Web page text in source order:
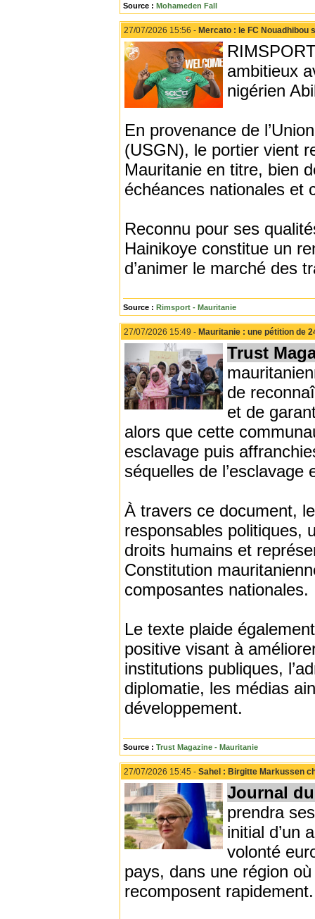
Source : Mohameden Fall
27/07/2026 15:56 - Mercato : le FC Nouadhibou
ambitieux
nigérien
En provenance de
(USGN), le portier vient
Mauritanie en titre, bien
échéances nationales et
Reconnu pour ses
Hainikoye constitue un
d’animer le marché des
Source : Rimsport - Mauritanie
27/07/2026 15:49 - Mauritanie : une pétition de
Trust
de
et de
alors que cette
esclavage puis
séquelles de l’esclavage
À travers ce document,
responsables politiques,
droits humains et
Constitution
composantes nationales.
Le texte plaide
positive visant à
institutions publiques,
diplomatie, les médias
développement.
Source : Trust Magazine - Mauritanie
27/07/2026 15:45 - Sahel : Birgitte Markussen
Journal
prendra
initial d’un
volonté
pays, dans une région
recomposent rapidement.